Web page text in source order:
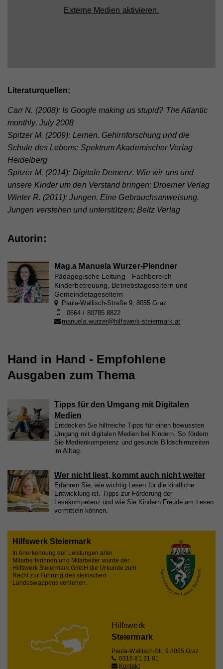
Externe Medien aktivieren.
Literaturquellen:
Carr N. (2008): Is Google making us stupid? The Atlantic
monthly, July 2008
Spitzer M. (2009): Lernen. Gehirnforschung und die
Schule des Lebens; Spektrum Akademischer Verlag
Heidelberg
Spitzer M. (2014): Digitale Demenz. Wie wir uns und
unsere Kinder um den Verstand bringen; Droemer Verlag
Winter R. (2011): Jungen. Eine Gebrauchsanweisung.
Jungen verstehen und unterstützen; Beltz Verlag
Autorin:
Mag.a Manuela Wurzer-Plendner
Pädagogische Leitung - Fachbereich
Kinderbetreuung, Betriebstageseltern und
Gemeindetageseltern
Paula-Wallisch-Straße 9, 8055 Graz
0664 / 80785 8822
manuela.wurzer@hilfswerk-steiermark.at
Hand in Hand - Empfohlene
Ausgaben zum Thema
Tipps für den Umgang mit Digitalen
Medien
Entdecken Sie hilfreiche Tipps für einen bewussten
Umgang mit digitalen Medien bei Kindern. So fördern
Sie Medienkompetenz und gesunde Bildschirmzeiten
im Alltag.
Wer nicht liest, kommt auch nicht weiter
Erfahren Sie, wie wichtig Lesen für die kindliche
Entwicklung ist. Tipps zur Förderung der
Lesekompetenz und wie Sie Kindern Freude am Lesen
vermitteln können.
Hilfswerk Steiermark
In Anerkennung der Leistungen aller
Mitarbeiterinnen und Mitarbeiter wurde der
Hilfswerk Steiermark GmbH die Urkunde zum
Recht zur Führung des steirischen
Landeswappens verliehen.
Hilfswerk
Steiermark
Paula-Wallisch-Str. 9 8055 Graz
0316 81 31 81
Kontakt
Vimeo
Name _gat
Anbieter Whatchado
Laufzeit
Zweck
Wird von Google Analytics verwendet, um die
Name _gid
Anbieter Whatchado
Zweck
Website nutzt, zu generieren.
_ga
Whatchado
Zweck
Registriert eine eindeutige ID, die verwendet wird,
um statistische Daten dazu, wie der Besucher die
Website nutzt, zu generieren.
Name _gat_UA_44117881-7
Anbieter Whatchado
10 Minuten
Zweck
Wird zur Unterscheidung von Website Besuchern
verwendet
Anbieter Whatchado
Laufzeit Ende der Browsernutzung
Zweck
Speichert notwendige Sessiondaten für
_gat
Anbieter Walls.io
Beinhaltet eine eindeutige Browser und Benutzer
um statistische Daten dazu, wie der Besucher die
Website nutzt, zu generieren.
Laufzeit 1 Minute
Zweck
Wird von Google Analytics verwendet, um die
Anforderungsrate einzuschränken.
Name
Anbieter Google Analytics
Laufzeit 1 Tag
Registriert eine eindeutige ID, die verwendet wird,
die jeweiligen Drittanbieter übermittelt, damit deren